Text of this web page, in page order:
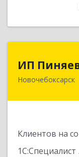
ИП
Новочебоксарск
Клиентов на
1С:Специалист
429965,